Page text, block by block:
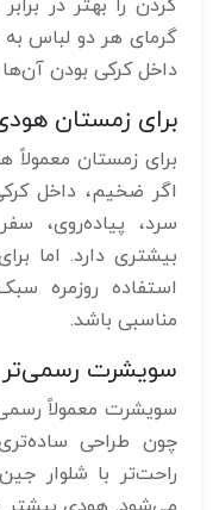
گردن را بهتر در
گرمای هر دو لباس
داخل کرکی بودن
برای زمستان
برای زمستان
اگر ضخیم، داخل
سرد، پیاده‌روی،
بیشتری دارد. اما
استفاده روزمره
مناسبی باشد.
سویشرت
سویشرت معمولاً
چون طراحی
راحت‌تر با شلوار